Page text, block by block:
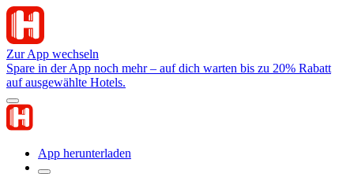
Zur App wechseln
Spare in der App noch mehr – auf dich warten bis zu 20% Rabatt
auf ausgewählte Hotels.
App herunterladen